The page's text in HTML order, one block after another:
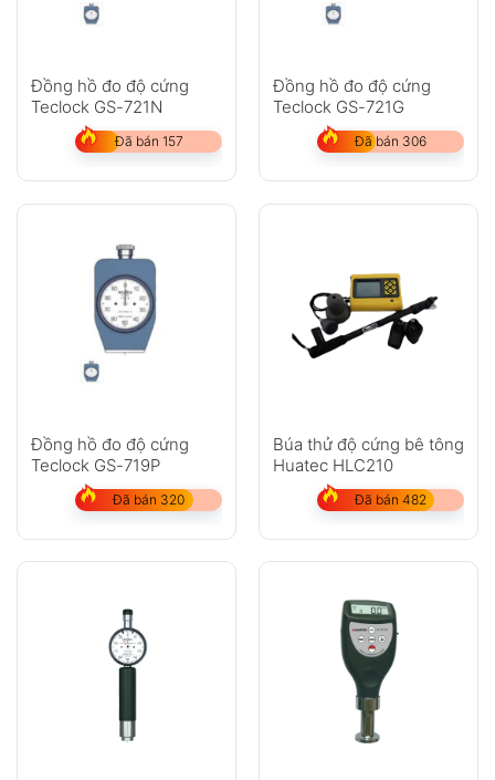
Đồng hồ đo độ cứng
Teclock GS-721N
Đã bán 157
Đồng hồ đo độ cứng
Teclock GS-721G
Đã bán 306
Đồng hồ đo độ cứng
Teclock GS-719P
Đã bán 320
Búa thử độ cứng bê tông
Huatec HLC210
Đã bán 482